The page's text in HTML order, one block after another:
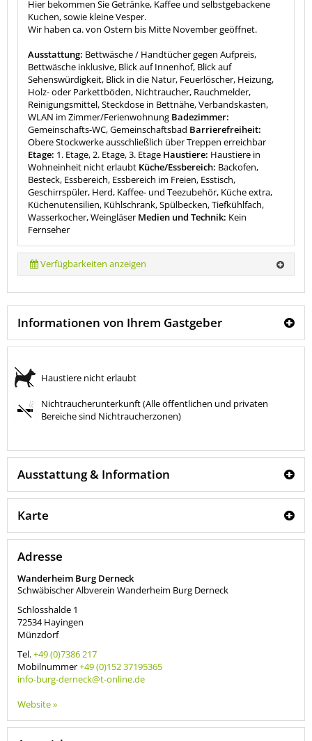
Hier bekommen Sie Getränke, Kaffee und selbstgebackene
Kuchen, sowie kleine Vesper.
Wir haben ca. von Ostern bis Mitte November geöffnet.
Ausstattung: Bettwäsche / Handtücher gegen Aufpreis,
Bettwäsche inklusive, Blick auf Innenhof, Blick auf
Sehenswürdigkeit, Blick in die Natur, Feuerlöscher, Heizung,
Holz- oder Parkettböden, Nichtraucher, Rauchmelder,
Reinigungsmittel, Steckdose in Bettnähe, Verbandskasten,
WLAN im Zimmer/Ferienwohnung Badezimmer:
Gemeinschafts-WC, Gemeinschaftsbad Barrierefreiheit:
Obere Stockwerke ausschließlich über Treppen erreichbar
Etage: 1. Etage, 2. Etage, 3. Etage Haustiere: Haustiere in
Wohneinheit nicht erlaubt Küche/Essbereich: Backofen,
Besteck, Essbereich, Essbereich im Freien, Esstisch,
Geschirrspüler, Herd, Kaffee- und Teezubehör, Küche extra,
Küchenutensilien, Kühlschrank, Spülbecken, Tiefkühlfach,
Wasserkocher, Weingläser Medien und Technik: Kein
Fernseher
Verfügbarkeiten anzeigen
Informationen von Ihrem Gastgeber
Haustiere nicht erlaubt
Nichtraucherunterkunft (Alle öffentlichen und privaten
Bereiche sind Nichtraucherzonen)
Ausstattung & Information
Karte
Adresse
Wanderheim Burg Derneck
Schwäbischer Albverein Wanderheim Burg Derneck
Schlosshalde 1
72534 Hayingen
Münzdorf
Tel.+49 (0)7386 217
Mobilnummer+49 (0)152 37195365
info-burg-derneck@t-online.de
Website »